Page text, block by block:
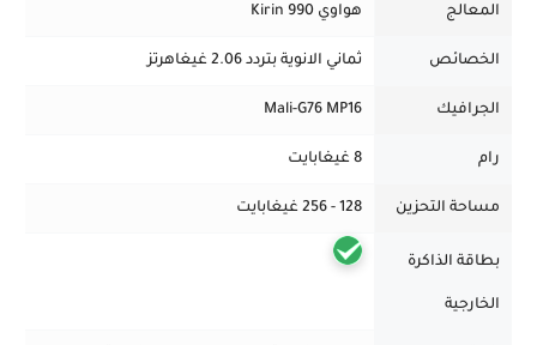
المعالج هواوي Kirin 990
الخصائص ثماني الانوية بتردد 2.06 غيغاهرتز
الجرافيك Mali-G76 MP16
رام 8 غيغابايت
مساحة التحزين 128 - 256 غيغابايت
بطاقة الذاكرة
الخارجية